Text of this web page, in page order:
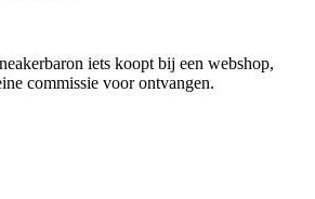
iets koopt bij een webshop,
commissie voor ontvangen.